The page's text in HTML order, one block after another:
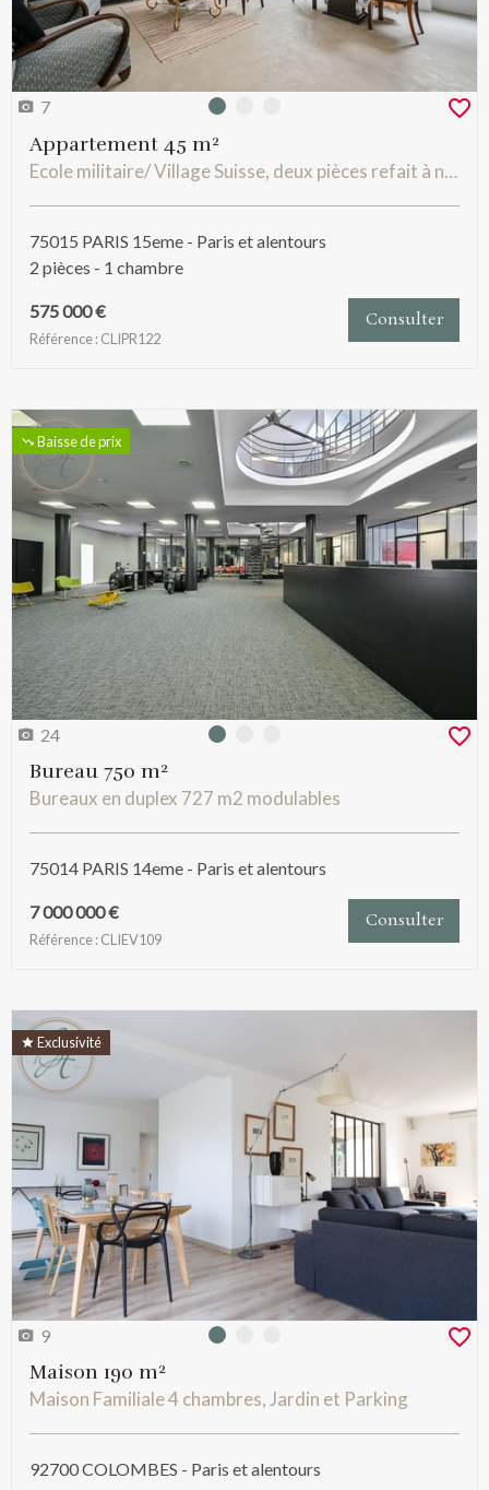
7 Photo 0
Appartement 45 m²
Ecole militaire/ Village Suisse, deux pièces refait à neuf
75015 PARIS 15eme - Paris et alentours
2 pièces - 1 chambre
575 000 €
Référence : CLIPR122
Consulter
Baisse de prix
24 Photo 0
Bureau 750 m²
Bureaux en duplex 727 m2 modulables
75014 PARIS 14eme - Paris et alentours
7 000 000 €
Référence : CLIEV109
Consulter
Exclusivité
9 Photo 0
Maison 190 m²
Maison Familiale 4 chambres, Jardin et Parking
92700 COLOMBES - Paris et alentours